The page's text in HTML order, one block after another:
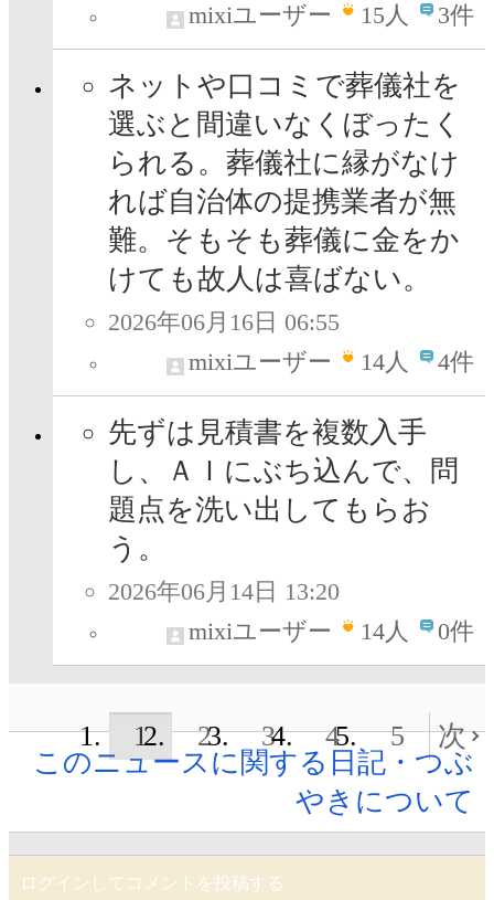
mixiユーザー
15人 3件
ネットや口コミで葬儀社を
選ぶと間違いなくぼったく
られる。葬儀社に縁がなけ
れば自治体の提携業者が無
難。そもそも葬儀に金をか
けても故人は喜ばない。
2026年06月16日 06:55
mixiユーザー
14人 4件
先ずは見積書を複数入手
し、ＡＩにぶち込んで、問
題点を洗い出してもらお
う。
2026年06月14日 13:20
mixiユーザー
14人 0件
1 2 3 4 5
次
このニュースに関する日記・つぶ
やきについて
ログインしてコメントを投稿する